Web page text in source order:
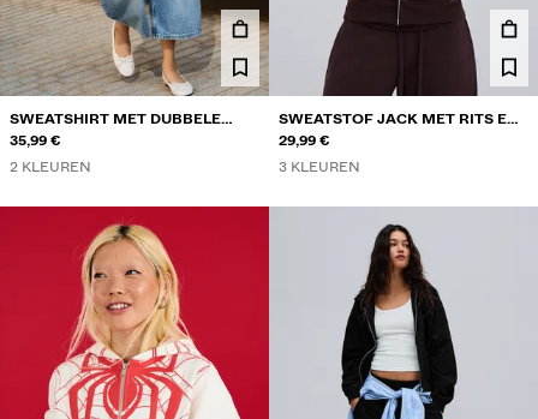
SWEATSHIRT MET DUBBELE
ASYMMETRISCHE HALS
35,99 €
2 KLEUREN
SWEATSTOF JACK MET RITS EN
CAPUCHON
29,99 €
3 KLEUREN